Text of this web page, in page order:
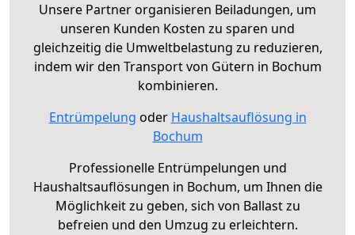
Unsere Partner organisieren Beiladungen, um
unseren Kunden Kosten zu sparen und
gleichzeitig die Umweltbelastung zu reduzieren,
indem wir den Transport von Gütern in Bochum
kombinieren.
Entrümpelung oder Haushaltsauflösung in
Bochum
Professionelle Entrümpelungen und
Haushaltsauflösungen in Bochum, um Ihnen die
Möglichkeit zu geben, sich von Ballast zu
befreien und den Umzug zu erleichtern.